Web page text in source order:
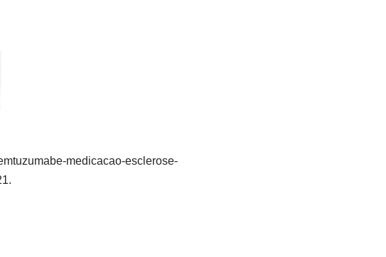
medicacao-esclerose-